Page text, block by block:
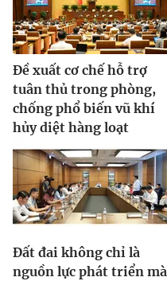
Đề xuất cơ chế hỗ trợ
tuân thủ trong phòng,
chống phổ biến vũ khí
hủy diệt hàng loạt
Đất đai không chỉ là
nguồn lực phát triển mà